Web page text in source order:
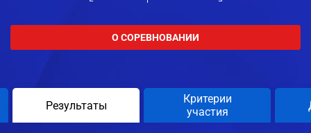
О СОРЕВНОВАНИИ
Результаты
Критерии
участия